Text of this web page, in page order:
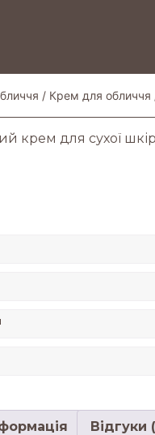
/ Крем для обличчя
Відгуки